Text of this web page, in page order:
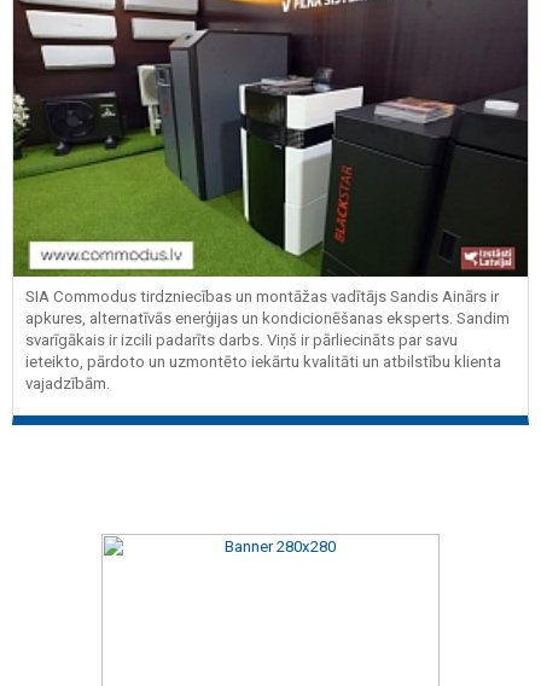
SIA Commodus tirdzniecības un montāžas vadītājs Sandis Ainārs ir
apkures, alternatīvās enerģijas un kondicionēšanas eksperts. Sandim
svarīgākais ir izcili padarīts darbs. Viņš ir pārliecināts par savu
ieteikto, pārdoto un uzmontēto iekārtu kvalitāti un atbilstību klienta
vajadzībām.